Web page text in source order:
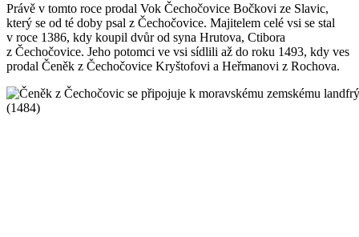
Právě v tomto roce prodal Vok Čechočovice Bočkovi ze Slavic,
který se od té doby psal z Čechočovice. Majitelem celé vsi se stal
v roce 1386, kdy koupil dvůr od syna Hrutova, Ctibora
z Čechočovice. Jeho potomci ve vsi sídlili až do roku 1493, kdy ves
prodal Čeněk z Čechočovice Kryštofovi a Heřmanovi z Rochova.